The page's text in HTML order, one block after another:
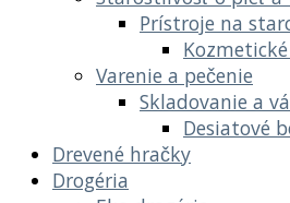
Prístroje na
Varenie a pečenie
Skladovanie a
Desiatové
Drevené hračky
Drogéria